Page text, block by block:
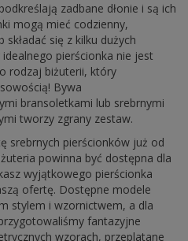
zadbane dłonie i są ich
mogą mieć codzienny,
się z kilku dużych
pierścionka nie jest
rodzaj biżuterii, który
Bywa
bransoletkami lub srebrnymi
tworzy zgrany zestaw.
srebrnych pierścionków już od
powinna być dostępna dla
wyjątkowego pierścionka
ofertę. Dostępne modele
stylem i wzornictwem, a dla
fantazyjne
wzorach, przeplatane